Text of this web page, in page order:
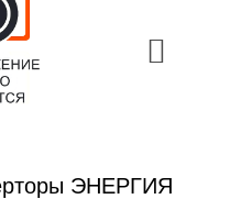
ЭНЕРГИЯ